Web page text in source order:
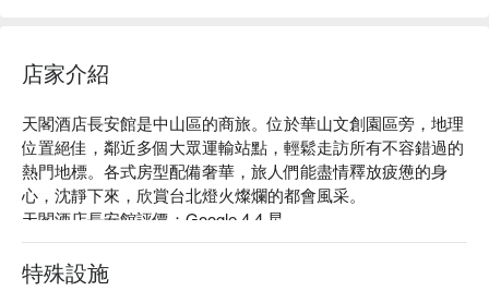
店家介紹
天閣酒店長安館是中山區的商旅。位於華山文創園區旁，地理
位置絕佳，鄰近多個大眾運輸站點，輕鬆走訪所有不容錯過的
熱門地標。各式房型配備奢華，旅人們能盡情釋放疲憊的身
心，沈靜下來，欣賞台北燈火燦爛的都會風采。
天閣酒店長安館評價：Google 4.4 星
天閣酒店長安館推薦：都會風設計配有舒適寢具，環境兼具實
用與美感，營造出安靜的氛圍，使人流連忘返。旅行不再匆忙
疲累，沉靜悠然的城市一隅，是您休憩度假、商務出差的最佳
特殊設施